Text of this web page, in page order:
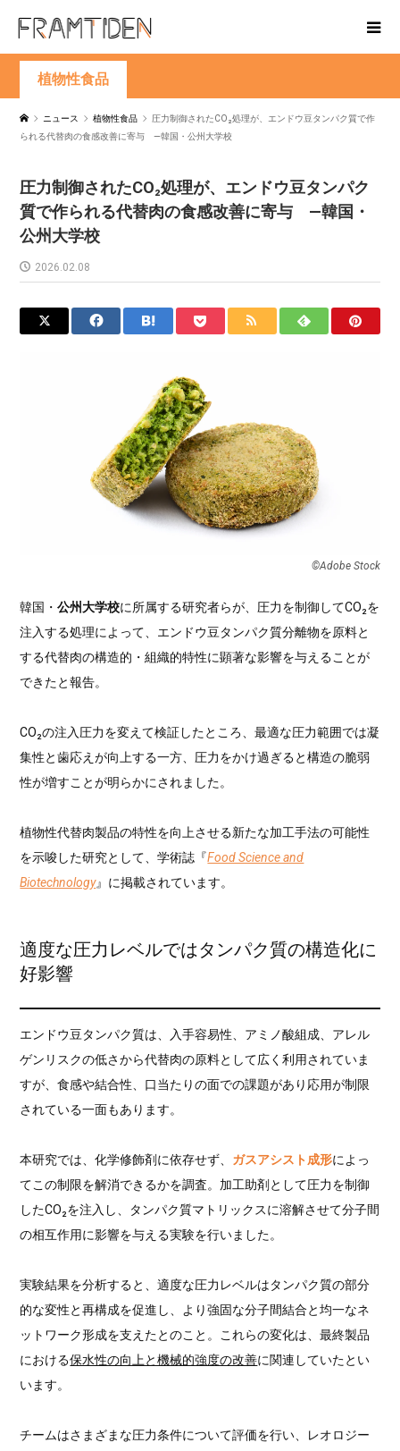
植物性食品
ニュース 植物性食品
圧力制御されたCO₂処理が、エンドウ豆タンパク質で作
られる代替肉の食感改善に寄与 —韓国・公州大学校
圧力制御されたCO₂処理が、エンドウ豆タンパク
質で作られる代替肉の食感改善に寄与 —韓国・
公州大学校
2026.02.08
©Adobe Stock
韓国・公州大学校に所属する研究者らが、圧力を制御してCO₂を
注入する処理によって、エンドウ豆タンパク質分離物を原料と
する代替肉の構造的・組織的特性に顕著な影響を与えることが
できたと報告。
CO₂の注入圧力を変えて検証したところ、最適な圧力範囲では凝
集性と歯応えが向上する一方、圧力をかけ過ぎると構造の脆弱
性が増すことが明らかにされました。
植物性代替肉製品の特性を向上させる新たな加工手法の可能性
を示唆した研究として、学術誌『Food Science and
Biotechnology』に掲載されています。
適度な圧力レベルではタンパク質の構造化に
好影響
エンドウ豆タンパク質は、入手容易性、アミノ酸組成、アレル
ゲンリスクの低さから代替肉の原料として広く利用されていま
すが、食感や結合性、口当たりの面での課題があり応用が制限
されている一面もあります。
本研究では、化学修飾剤に依存せず、 ガスアシスト成形によっ
てこの制限を解消できるかを調査。加工助剤として圧力を制御
したCO₂を注入し、タンパク質マトリックスに溶解させて分子間
の相互作用に影響を与える実験を行いました。
実験結果を分析すると、適度な圧力レベルはタンパク質の部分
的な変性と再構成を促進し、より強固な分子間結合と均一なネ
ットワーク形成を支えたとのこと。これらの変化は、最終製品
における保水性の向上と機械的強度の改善に関連していたとい
います。
チームはさまざまな圧力条件について評価を行い、レオロジー